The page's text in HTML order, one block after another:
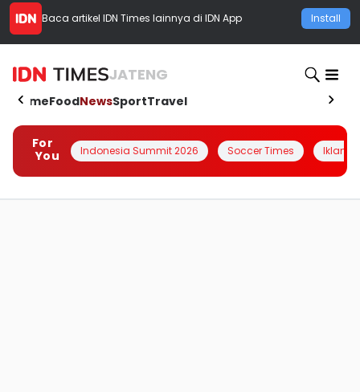
Baca artikel IDN Times lainnya di IDN App Install
JATENG
HomeFoodNewsSportTravel
For
You
Indonesia Summit 2026 Soccer Times Iklanin